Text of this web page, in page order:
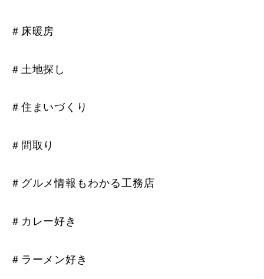
＃床暖房
＃土地探し
＃住まいづくり
＃間取り
＃グルメ情報もわかる工務店
＃カレー好き
＃ラーメン好き